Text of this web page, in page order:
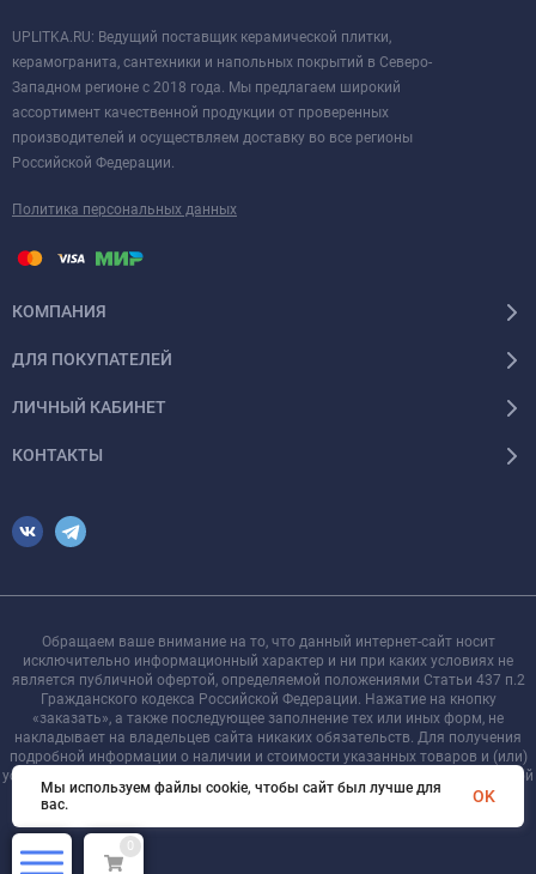
UPLITKA.RU: Ведущий поставщик керамической плитки,
керамогранита, сантехники и напольных покрытий в Северо-
Западном регионе с 2018 года. Мы предлагаем широкий
ассортимент качественной продукции от проверенных
производителей и осуществляем доставку во все регионы
Российской Федерации.
Политика персональных данных
КОМПАНИЯ
ДЛЯ ПОКУПАТЕЛЕЙ
ЛИЧНЫЙ КАБИНЕТ
КОНТАКТЫ
Обращаем ваше внимание на то, что данный интернет-сайт носит
исключительно информационный характер и ни при каких условиях не
является публичной офертой, определяемой положениями Статьи 437 п.2
Гражданского кодекса Российской Федерации. Нажатие на кнопку
«заказать», а также последующее заполнение тех или иных форм, не
накладывает на владельцев сайта никаких обязательств. Для получения
подробной информации о наличии и стоимости указанных товаров и (или)
услуг, пожалуйста, обращайтесь к менеджеру сайта с помощью специальной
формы связи или по телефону +7 921 755-09-90
0
Мы используем файлы cookie, чтобы сайт был лучше для
вас.
OK